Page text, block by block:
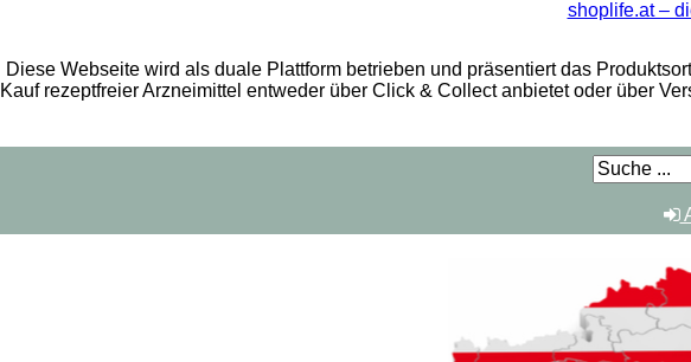
shoplife.at –
Diese Webseite wird als duale Plattform betrieben und präsentiert das
Kauf rezeptfreier Arzneimittel entweder über Click & Collect anbietet oder über